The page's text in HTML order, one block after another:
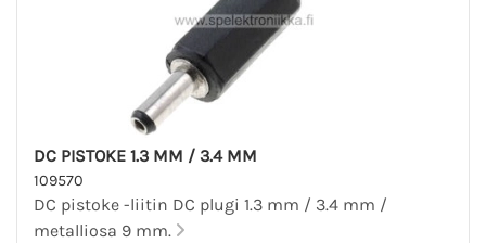
DC PISTOKE 1.3 MM / 3.4 MM
109570
DC pistoke -liitin DC plugi 1.3 mm / 3.4 mm /
metalliosa 9 mm.